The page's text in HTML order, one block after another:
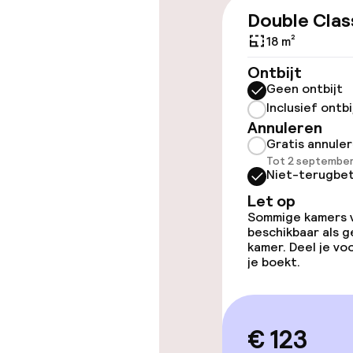
Kamers
Voor
beschikbaar
Zwemmen &
Fitnessruimte
Entertainment
Double
18 m²
Ontbijt
Geen ontbijt
Inclusief
Annuleren
Gratis
Tot 2
Niet-
Let op
Sommige
beschikbaar als
kamer. Deel je
je boekt.
€ 123